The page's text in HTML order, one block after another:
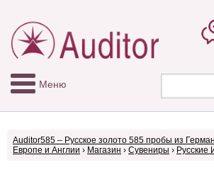
Меню
Auditor585 – Русское золото 585 пробы из
Европе и Англии › Магазин › Сувениры › Русские